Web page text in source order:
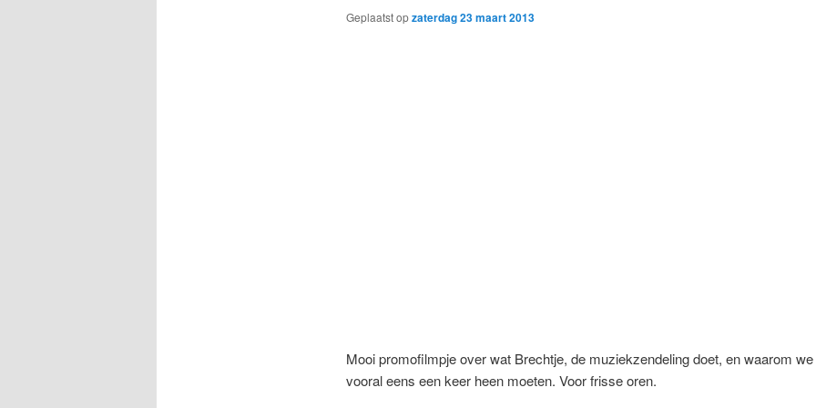
Geplaatst opzaterdag 23 maart 2013
Mooi promofilmpje over wat Brechtje, de muziekzendeling doet, en waarom
vooral eens een keer heen moeten. Voor frisse oren.